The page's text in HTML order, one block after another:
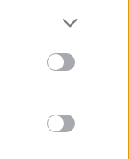
more Google
may click to
party tags to
below Google
1–5 giorni.
giorni–2